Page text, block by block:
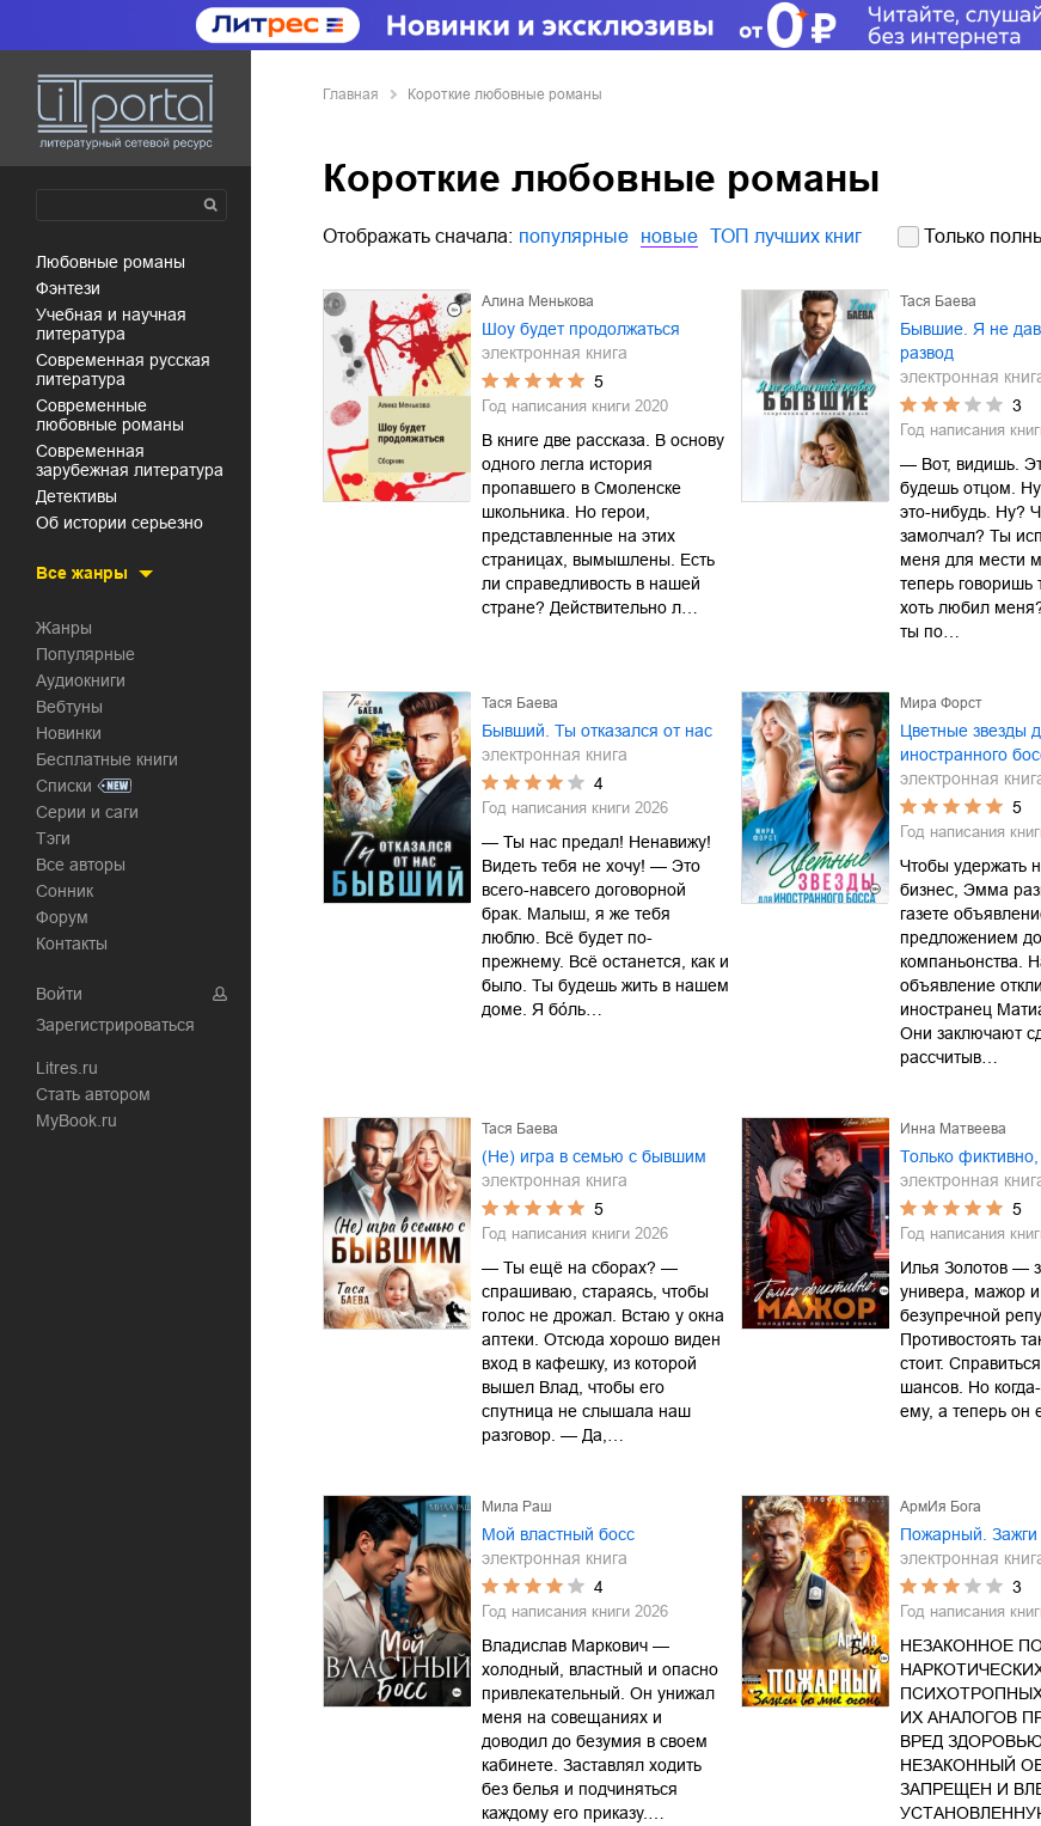
любовные романы
фэнтези
учебная и научная
литература
современная русская
литература
современные
любовные романы
современная
зарубежная литература
детективы
об истории серьезно
Все жанры
Жанры
Популярные
Аудиокниги
Вебтуны
Новинки
Бесплатные книги
Списки
Серии и саги
Тэги
Все авторы
Сонник
Форум
Контакты
Войти
Зарегистрироваться
Litres.ru
Стать автором
MyBook.ru
Главная Короткие любовные романы
Короткие любовные романы
Отображать сначала: популярные новые ТОП лучших книг Только
Алина Менькова
Шоу будет продолжаться
электронная книга
5
Год написания книги 2020
В книге две рассказа. В основу
одного легла история
пропавшего в Смоленске
школьника. Но герои,
представленные на этих
страницах, вымышлены. Есть
ли справедливость в нашей
стране? Действительно л…
Тася Баева
Бывшие. Я не
развод
электронная
3
Год написания
— Вот, видишь.
будешь отцом.
это-нибудь. Ну?
замолчал? Ты
меня для мести
теперь говоришь
хоть любил
ты по…
Тася Баева
Бывший. Ты отказался от нас
электронная книга
4
Год написания книги 2026
— Ты нас предал! Ненавижу!
Видеть тебя не хочу! — Это
всего-навсего договорной
брак. Малыш, я же тебя
люблю. Всё будет по-
прежнему. Всё останется, как и
было. Ты будешь жить в нашем
доме. Я бо́ль…
Мира Форст
Цветные звезды
иностранного
электронная
5
Год написания
Чтобы удержать
бизнес, Эмма
газете
предложением
компаньонства.
объявление
иностранец
Они заключают
рассчитыв…
Тася Баева
(Не) игра в семью с бывшим
электронная книга
5
Год написания книги 2026
— Ты ещё на сборах? —
спрашиваю, стараясь, чтобы
голос не дрожал. Встаю у окна
аптеки. Отсюда хорошо виден
вход в кафешку, из которой
вышел Влад, чтобы его
спутница не слышала наш
разговор. — Да,…
Инна Матвеева
Только
электронная
5
Год написания
Илья Золотов —
универа, мажор
безупречной
Противостоять
стоит.
шансов. Но
ему, а теперь он
Мила Раш
Мой властный босс
электронная книга
4
Год написания книги 2026
Владислав Маркович —
холодный, властный и опасно
привлекательный. Он унижал
меня на совещаниях и
доводил до безумия в своем
кабинете. Заставлял ходить
без белья и подчиняться
каждому его приказу.…
АрмИя Бога
Пожарный. Зажги
электронная
3
Год написания
НЕЗАКОННОЕ
ИХ АНАЛОГОВ
ВРЕД
НЕЗАКОННЫЙ
ЗАПРЕЩЕН И